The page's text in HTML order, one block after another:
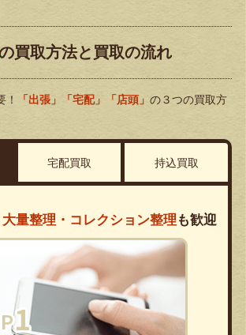
買取方法と買取の流れ
！ 「出張」「宅配」「店頭」 の３つの買取方
宅配買取 持込買取
大量整理・コレクション整理 も歓迎